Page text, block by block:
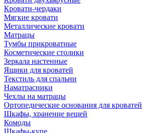
Кровати-чердаки
Мягкие кровати
Металлические кровати
Матрацы
Тумбы прикроватные
Косметические столики
Зеркала настенные
Ящики для кроватей
Текстиль для спальни
Наматрасники
Чехлы на матрацы
Ортопедические основания для кроватей
Шкафы, хранение вещей
Комоды
Шкафы-купе